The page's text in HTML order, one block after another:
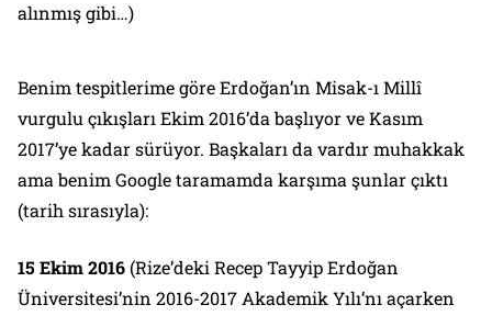
alınmış gibi…)
Benim tespitlerime göre Erdoğan’ın Misak-ı Millî
vurgulu çıkışları Ekim 2016’da başlıyor ve Kasım
2017’ye kadar sürüyor. Başkaları da vardır muhakkak
ama benim Google taramamda karşıma şunlar çıktı
(tarih sırasıyla):
15 Ekim 2016(Rize’deki Recep Tayyip Erdoğan
Üniversitesi’nin 2016-2017 Akademik Yılı’nı açarken